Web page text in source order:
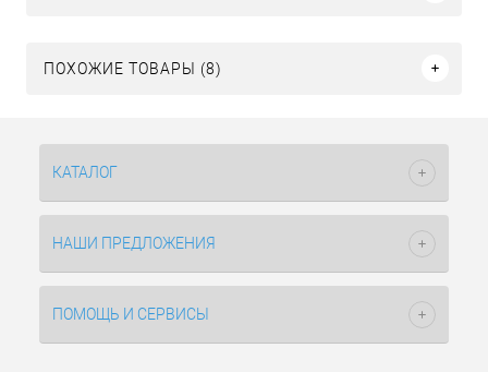
ПОХОЖИЕ ТОВАРЫ (8)
КАТАЛОГ
НАШИ ПРЕДЛОЖЕНИЯ
ПОМОЩЬ И СЕРВИСЫ